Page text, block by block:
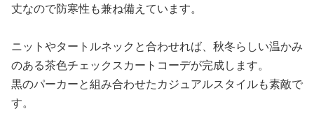
丈なので防寒性も兼ね備えています。
ニットやタートルネックと合わせれば、秋冬らしい温かみ
のある茶色チェックスカートコーデが完成します。
黒のパーカーと組み合わせたカジュアルスタイルも素敵で
す。